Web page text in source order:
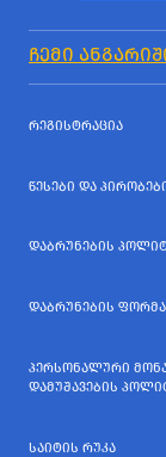
ᲩᲔᲛᲘ
ᲠᲔᲒᲘᲡᲢᲠᲐᲪᲘᲐ
ᲬᲔᲡᲔᲑᲘ ᲓᲐ
ᲓᲐᲑᲠᲣᲜᲔᲑᲘᲡ
ᲓᲐᲑᲠᲣᲜᲔᲑᲘᲡ ᲤᲝᲠᲛᲐ
ᲞᲔᲠᲡᲝᲜᲐᲚᲣᲠᲘ
ᲓᲐᲛᲣᲨᲐᲕᲔᲑᲘᲡ
ᲡᲐᲘᲢᲘᲡ ᲠᲣᲙᲐ